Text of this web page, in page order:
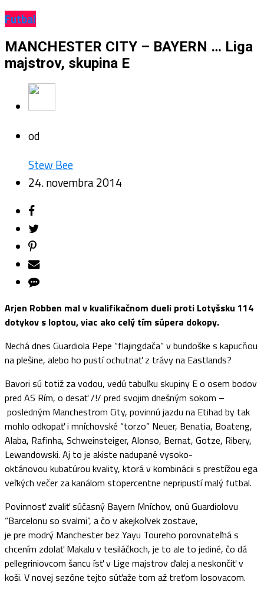
Futbal
MANCHESTER CITY – BAYERN … Liga
majstrov, skupina E
od
Stew Bee
24. novembra 2014
Arjen Robben mal v kvalifikačnom dueli proti Lotyšsku 114
dotykov s loptou, viac ako celý tím súpera dokopy.
Nechá dnes Guardiola Pepe “flajingdača” v bundoške s kapucňou
na plešine, alebo ho pustí ochutnať z trávy na Eastlands?
Bavori sú totiž za vodou, vedú tabuľku skupiny E o osem bodov
pred AS Rím, o desať /!/ pred svojim dnešným sokom –
posledným Manchestrom City, povinnú jazdu na Etihad by tak
mohlo odkopať i mníchovské “torzo” Neuer, Benatia, Boateng,
Alaba, Rafinha, Schweinsteiger, Alonso, Bernat, Gotze, Ribery,
Lewandowski. Aj to je akiste nadupané vysoko-
oktánovou kubatúrou kvality, ktorá v kombinácii s prestížou ega
veľkých večer za kanálom stopercentne nepripustí malý futbal.
Povinnosť zvaliť súčasný Bayern Mníchov, onú Guardiolovu
“Barcelonu so svalmi”, a čo v akejkoľvek zostave,
je pre modrý Manchester bez Yayu Toureho porovnateľná s
chcením zdolať Makalu v tesiláčkoch, je to ale to jediné, čo dá
pellegriniovcom šancu ísť v Lige majstrov ďalej a neskončiť v
koši. V novej sezóne tejto súťaže tom až treťom losovacom.